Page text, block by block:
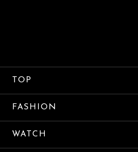
TOP
FASHION
WATCH